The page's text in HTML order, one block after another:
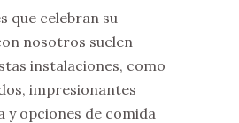
que celebran su
nosotros suelen
instalaciones, como
impresionantes
y opciones de comida